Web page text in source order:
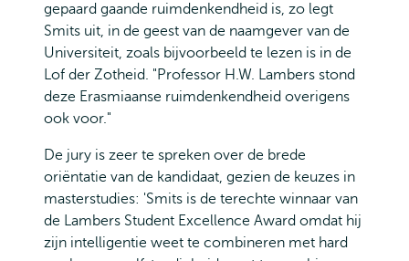
gepaard gaande ruimdenkendheid is, zo legt
Smits uit, in de geest van de naamgever van de
Universiteit, zoals bijvoorbeeld te lezen is in de
Lof der Zotheid. "Professor H.W. Lambers stond
deze Erasmiaanse ruimdenkendheid overigens
ook voor."
De jury is zeer te spreken over de brede
oriëntatie van de kandidaat, gezien de keuzes in
masterstudies: 'Smits is de terechte winnaar van
de Lambers Student Excellence Award omdat hij
zijn intelligentie weet te combineren met hard